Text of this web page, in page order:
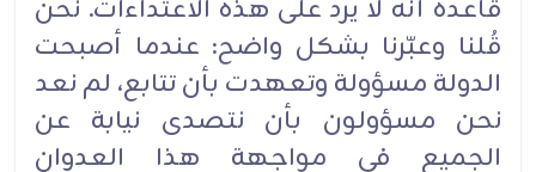
قاعدة أنه لا يرد على هذه الاعتداءات. نحن
قُلنا ‏وعبّرنا بشكل واضح: عندما أصبحت
الدولة مسؤولة وتعهدت بأن تتابع، لم نعد
نحن مسؤولون بأن نتصدى ‏نيابة عن
الجميع في مواجهة هذا العدوان